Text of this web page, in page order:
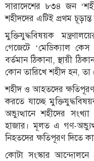
সারাদেশের ৮৩৪ জন
শহীদদের এটিই প্রথম চূড়ান্ত
মুক্তিযুদ্ধবিষয়ক
গেজেটে ‘মেডিক্যাল
বর্তমান ঠিকানা, স্থায়ী
কোন তারিখে শহীদ হন, তা
শহীদ ও আহতদের ক্ষতিপূরণ
করতে যাচ্ছে
অভ্যুত্থানে শহীদের
হাজার। মূলত এ গণ-
নিহতদের ক্ষতিপূরণ দিতে
কোটা সংস্কার